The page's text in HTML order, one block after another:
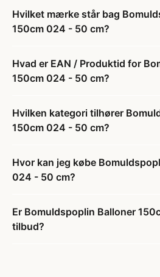
Hvilket mærke står bag
150cm 024 - 50 cm?
Hvad er EAN / Produktid for
150cm 024 - 50 cm?
Hvilken kategori tilhører
150cm 024 - 50 cm?
Hvor kan jeg købe
024 - 50 cm?
Er Bomuldspoplin Balloner
tilbud?